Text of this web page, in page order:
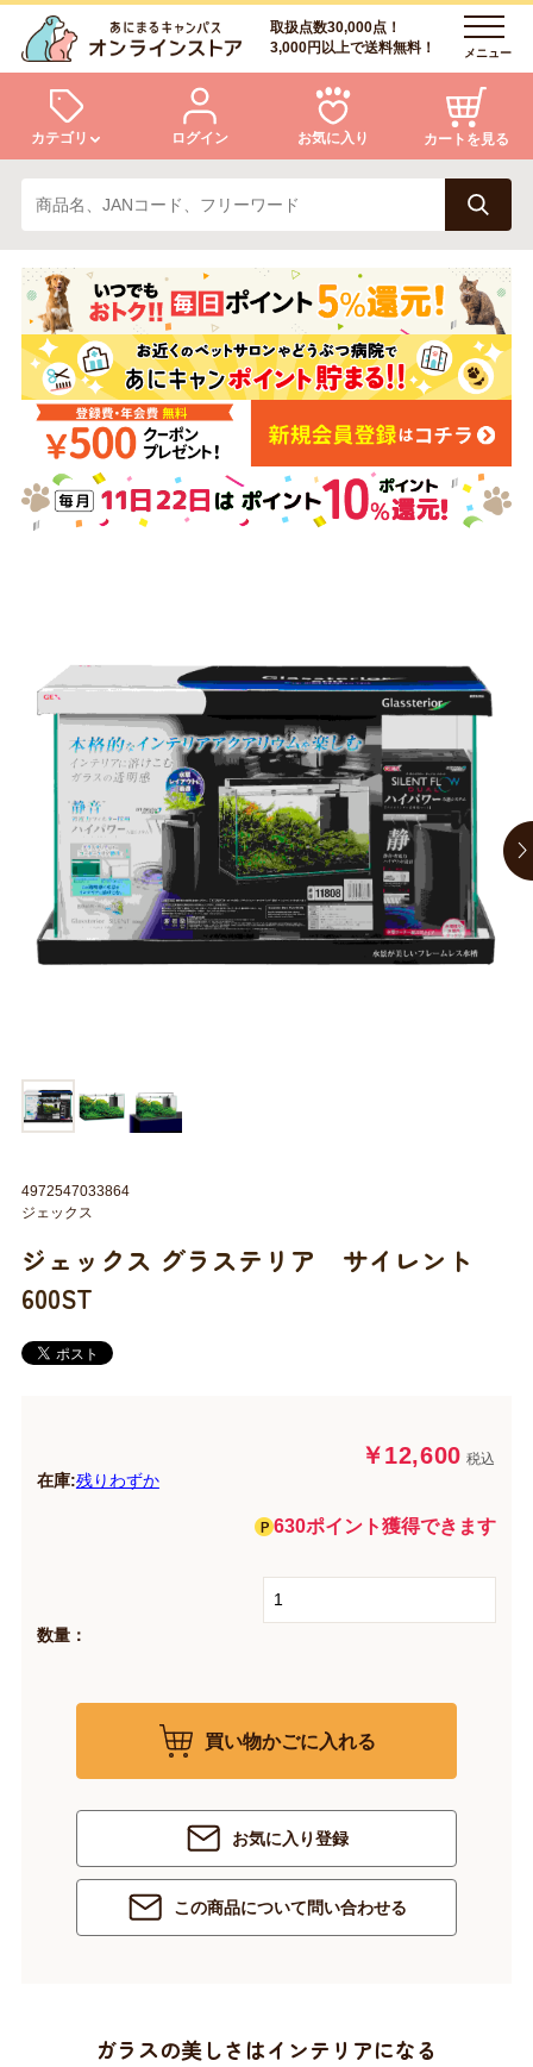
取扱点数30,000点！
3,000円以上で送料無料！
メニュー
カテゴリ
犬 猫
小動物・鳥 アクア・爬虫類・昆虫
ドッグフード キャットフード
美容・ケア用品 服・おさんぽ用品
トリマーグッズ シニアサポート
ログイン お気に入り カートを見る
ログイン
会員登録
あにまるキャンパスについて
アフターサービス
商品リクエスト
ジェックス グラステリア サイレント
600ST
￥12,600 税込
在庫:残りわずか
630ポイント獲得できます
数量：
買い物かごに入れる
お気に入り登録
この商品について問い合わせる
4972547033864
ジェックス
ガラスの美しさはインテリアになる